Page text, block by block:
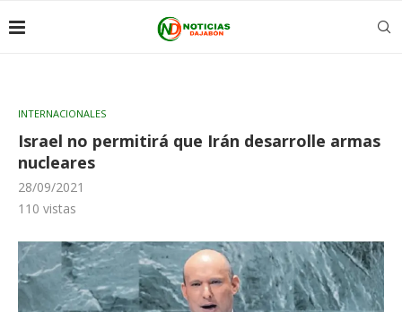
INTERNACIONALES
Israel no permitirá que Irán desarrolle armas
nucleares
28/09/2021
110 vistas